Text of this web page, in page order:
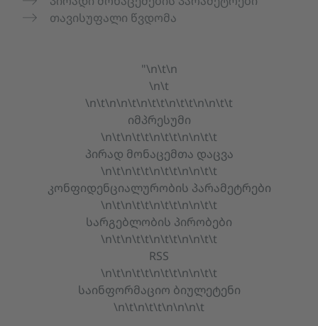
თავისუფალი წვდომა
"\n\t\n
\n\t
\n\t\n\n\t\n\t\t\n\t\t\n\n\t\t
იმპრესუმი
\n\t\n\t\t\n\t\t\n\n\t\t
პირად მონაცემთა დაცვა
\n\t\n\t\t\n\t\t\n\n\t\t
კონფიდენციალურობის პარამეტრები
\n\t\n\t\t\n\t\t\n\n\t\t
სარგებლობის პირობები
\n\t\n\t\t\n\t\t\n\n\t\t
RSS
\n\t\n\t\t\n\t\t\n\n\t\t
საინფორმაციო ბიულეტენი
\n\t\n\t\t\n\n\n\t